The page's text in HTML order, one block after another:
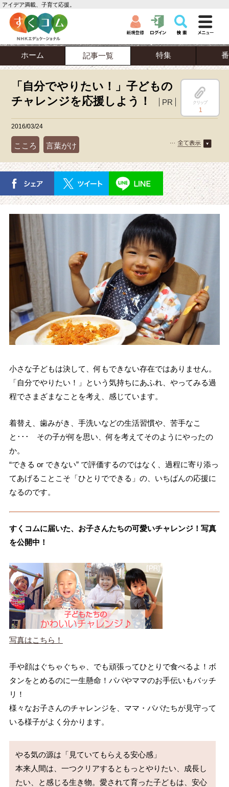
アイデア満載、子育て応援。
ホーム 記事一覧 特集
「自分でやりたい！」子どもの
チャレンジを応援しよう！
PR クリップ
1
2016/03/24
こころ 言葉がけ
小さな子どもは決して、何もできない存在ではありません。
「自分でやりたい！」という気持ちにあふれ、やってみる過
程でさまざまなことを考え、感じています。
着替え、歯みがき、手洗いなどの生活習慣や、苦手なこ
と･･･ その子が何を思い、何を考えてそのようにやったの
か。
“できる or できない” で評価するのではなく、過程に寄り添っ
てあげることこそ「ひとりでできる」の、いちばんの応援に
なるのです。
すくコムに届いた、お子さんたちの可愛いチャレンジ！写真
を公開中！
写真はこちら！
手や顔はぐちゃぐちゃ、でも頑張ってひとりで食べるよ！ボ
タンをとめるのに一生懸命！パパやママのお手伝いもバッチ
リ！
様々なお子さんのチャレンジを、ママ・パパたちが見守って
いる様子がよく分かります。
やる気の源は「見ていてもらえる安心感」
本来人間は、一つクリアするともっとやりたい、成長し
たい、と感じる生き物。愛されて育った子どもは、安心